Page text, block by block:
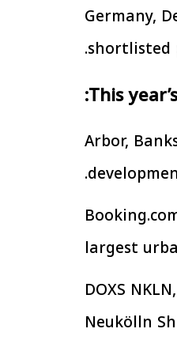
Germany,
shortlisted
This
· Arbor,
·
largest
· DOXS
Neukölln
تداعيات خطيرة على
العالمي وأسعار الوقود حال
الأزمة في الشرق الأوسط